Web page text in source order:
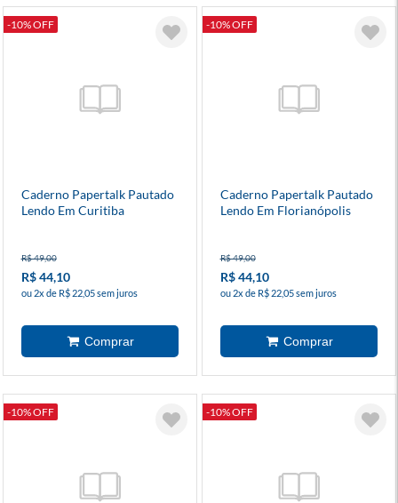
-10% OFF
Caderno Papertalk Pautado
Lendo Em Curitiba
R$ 49,00
R$ 44,10
ou 2x de R$ 22,05 sem juros
-10% OFF
Caderno Papertalk Pautado
Lendo Em Florianópolis
R$ 49,00
R$ 44,10
ou 2x de R$ 22,05 sem juros
-10% OFF -10% OFF